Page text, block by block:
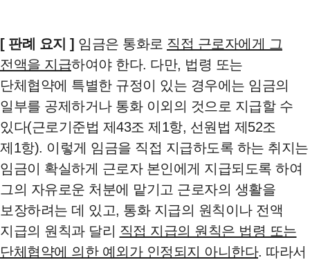
[ 판례 요지 ] 임금은 통화로 직접 근로자에게 그
전액을 지급하여야 한다. 다만, 법령 또는
단체협약에 특별한 규정이 있는 경우에는 임금의
일부를 공제하거나 통화 이외의 것으로 지급할 수
있다(근로기준법 제43조 제1항, 선원법 제52조
제1항). 이렇게 임금을 직접 지급하도록 하는 취지는
임금이 확실하게 근로자 본인에게 지급되도록 하여
그의 자유로운 처분에 맡기고 근로자의 생활을
보장하려는 데 있고, 통화 지급의 원칙이나 전액
지급의 원칙과 달리 직접 지급의 원칙은 법령 또는
단체협약에 의한 예외가 인정되지 아니한다. 따라서